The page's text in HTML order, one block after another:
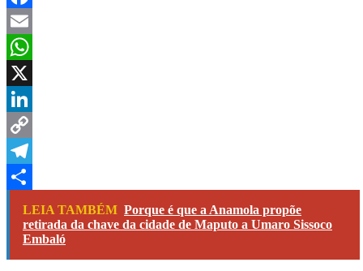
Facebook
Email
WhatsApp
X
LinkedIn
Copy
Link
Telegram
Share
LEIA TAMBÉM Porque é que a Anamola propõe
retirada da chave da cidade de Maputo a Umaro Sissoco
Embaló